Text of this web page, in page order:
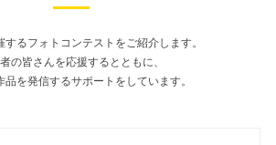
するフォトコンテストをご紹介します。
の皆さんを応援するとともに、
品を発信するサポートをしています。